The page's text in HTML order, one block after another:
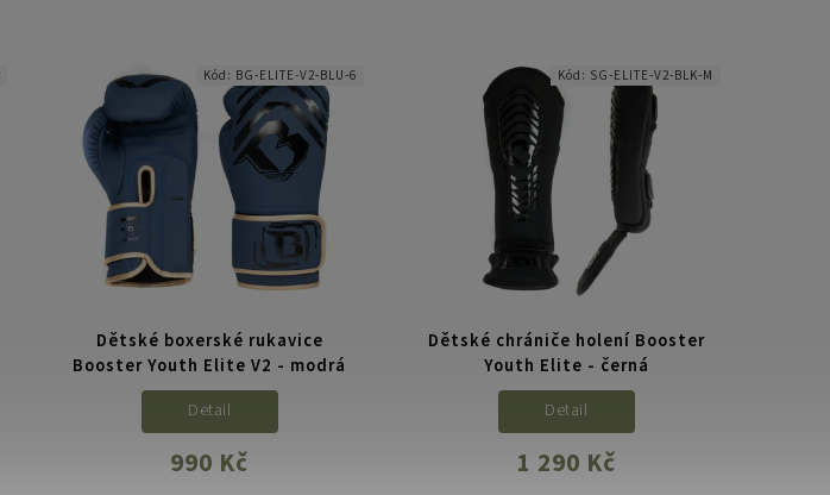
Dětské boxerské rukavice
Booster Youth Elite V2 - modrá
990 Kč
Detail
Kód: BG-ELITE-V2-BLU-6
Dětské chrániče holení Booster
Youth Elite - černá
1 290 Kč
Detail
Kód: SG-ELITE-V2-BLK-M